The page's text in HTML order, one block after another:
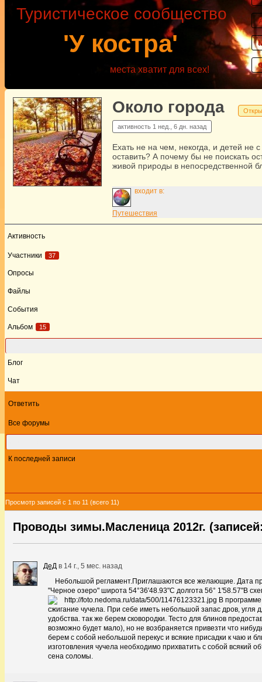
'У костра'
Туристическое сообщество
места хватит для всех!
Около города
активность 1 нед., 6 дн. назад
Ехать не на чем, некогда, и детей не
оставить? А почему бы не поискать
живой природы в непосредственной
входит в:
Путешествия
Активность
Участники 37
Опросы
Файлы
События
Альбом 15
Блог
Чат
Ответить
Все форумы
К последней записи
Просмотр записей с 1 по 11 (всего 11)
Проводы зимы.Масленица 2012г.
ДеД в 14 г., 5 мес. назад
Небольшой регламент.Приглашаются все желающие. Дата
"Черное озеро" широта 54°36'48.93"С долгота 56° 1'58.57"В
В
сжигание чучела. При себе иметь небольшой запас дров,
удобства. так же берем сковородки. Тесто для блинов
возможно будет мало), но не возбраняется привезти что
берем с собой небольшой перекус и всякие присадки к чаю и
изготовления чучела необходимо прихватить с собой всякий
сена соломы.